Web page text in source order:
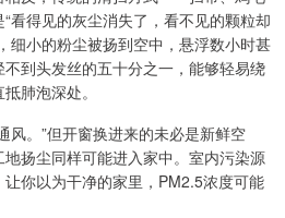
看得见的灰尘消失了，看不见的颗粒却
细小的粉尘被扬到空中，悬浮数小时甚
到头发丝的五十分之一，能够轻易绕
肺泡深处。
风。”但开窗换进来的未必是新鲜空
扬尘同样可能进入家中。室内污染源
你以为干净的家里，PM2.5浓度可能